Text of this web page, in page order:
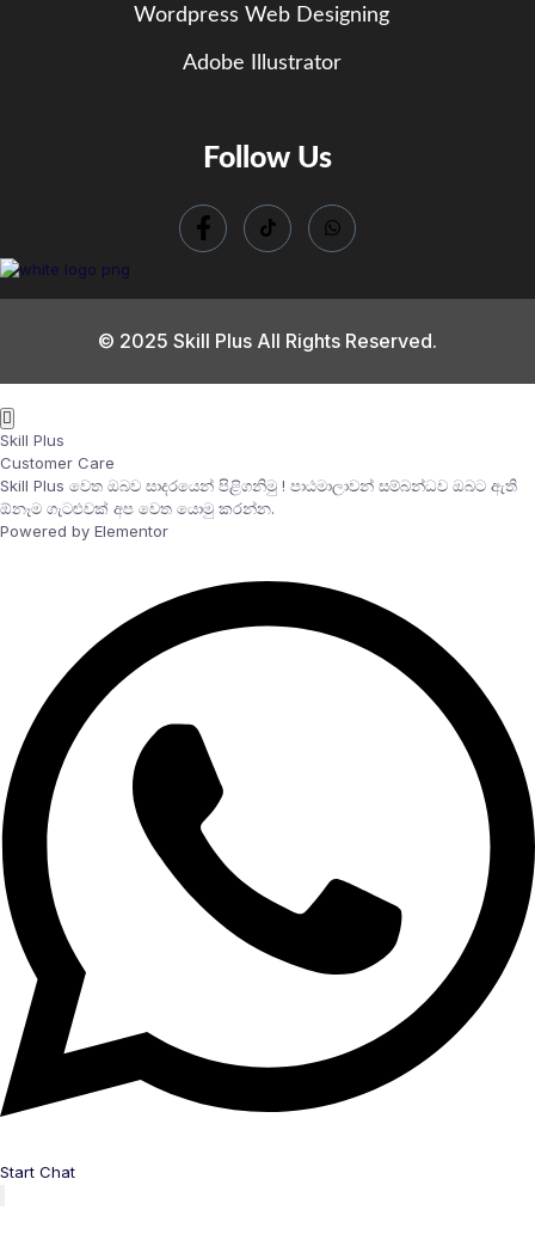
Wordpress Web Designing
Adobe Illustrator
Follow Us
© 2025 Skill Plus All Rights Reserved.
Skill Plus
Customer Care
Skill Plus වෙත ඔබව සාදරයෙන් පිළිගනිමු ! පාඨමාලාවන් සම්බන්ධව ඔබට ඇති
ඕනෑම ගැටළුවක් අප වෙත යොමු කරන්න.
Powered by Elementor
Start Chat